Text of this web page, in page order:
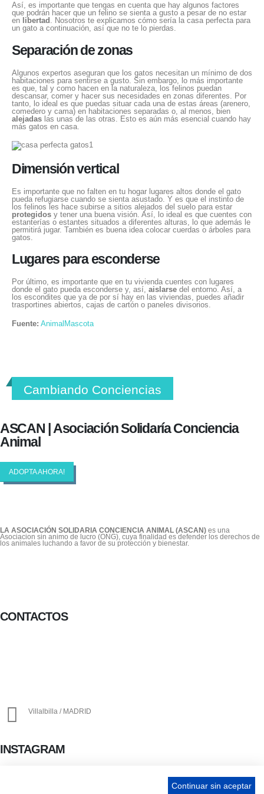
Así, es importante que tengas en cuenta que hay algunos factores
que podrán hacer que un felino se sienta a gusto a pesar de no estar
en libertad . Nosotros te explicamos cómo sería la casa perfecta para
un gato a continuación, así que no te lo pierdas.
Separación de zonas
Algunos expertos aseguran que los gatos necesitan un mínimo de dos
habitaciones para sentirse a gusto. Sin embargo, lo más importante
es que, tal y como hacen en la naturaleza, los felinos puedan
descansar, comer y hacer sus necesidades en zonas diferentes. Por
tanto, lo ideal es que puedas situar cada una de estas áreas (arenero,
comedero y cama) en habitaciones separadas o, al menos, bien
alejadas las unas de las otras. Esto es aún más esencial cuando hay
más gatos en casa.
Dimensión vertical
Es importante que no falten en tu hogar lugares altos donde el gato
pueda refugiarse cuando se sienta asustado. Y es que el instinto de
los felinos les hace subirse a sitios alejados del suelo para estar
protegidos y tener una buena visión. Así, lo ideal es que cuentes con
estanterías o estantes situados a diferentes alturas, lo que además le
permitirá jugar. También es buena idea colocar cuerdas o árboles para
gatos.
Lugares para esconderse
Por último, es importante que en tu vivienda cuentes con lugares
donde el gato pueda esconderse y, así, aislarse del entorno. Así, a
los escondites que ya de por sí hay en las viviendas, puedes añadir
trasportines abiertos, cajas de cartón o paneles divisorios.
Fuente: AnimalMascota
Cambiando Conciencias
ASCAN | Asociación Solidaría Conciencia
Animal
ADOPTA AHORA!
LA ASOCIACIÓN SOLIDARIA CONCIENCIA ANIMAL (ASCAN) es una
Asociacion sin animo de lucro (ONG), cuya finalidad es defender los derechos de
los animales luchando a favor de su protección y bienestar.
CONTACTOS
Villalbilla / MADRID
INSTAGRAM
Continuar sin aceptar